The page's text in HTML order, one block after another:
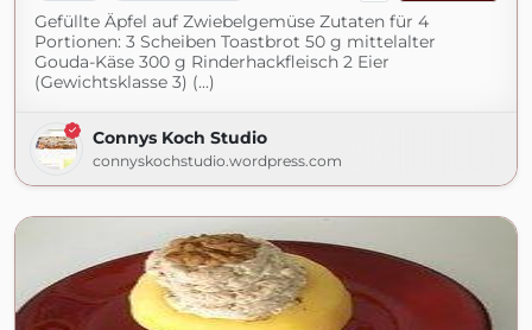
Gefüllte Äpfel auf Zwiebelgemüse Zutaten für 4
Portionen: 3 Scheiben Toastbrot 50 g mittelalter
Gouda-Käse 300 g Rinderhackfleisch 2 Eier
(Gewichtsklasse 3) (...)
Connys Koch Studio
connyskochstudio.wordpress.com